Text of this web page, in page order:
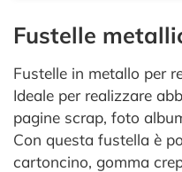
Fustelle
Fustelle in metallo per
Ideale per realizzare
pagine scrap, foto
Con questa fustella è
cartoncino, gomma